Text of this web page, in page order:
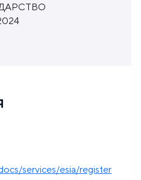
services/esia/register